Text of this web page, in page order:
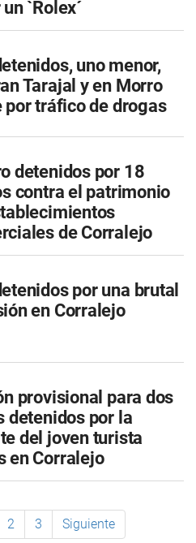
`Rolex´
uno menor,
Tarajal y en Morro
por tráfico de drogas
detenidos por 18
contra el patrimonio
de Corralejo
por una brutal
en Corralejo
provisional para dos
detenidos por la
del joven turista
en Corralejo
2 3 Siguiente